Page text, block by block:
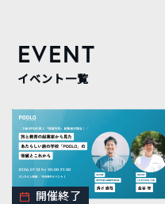
EVENT
イベント一覧
開催終了